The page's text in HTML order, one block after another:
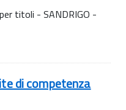
titoli - SANDRIGO -
di competenza